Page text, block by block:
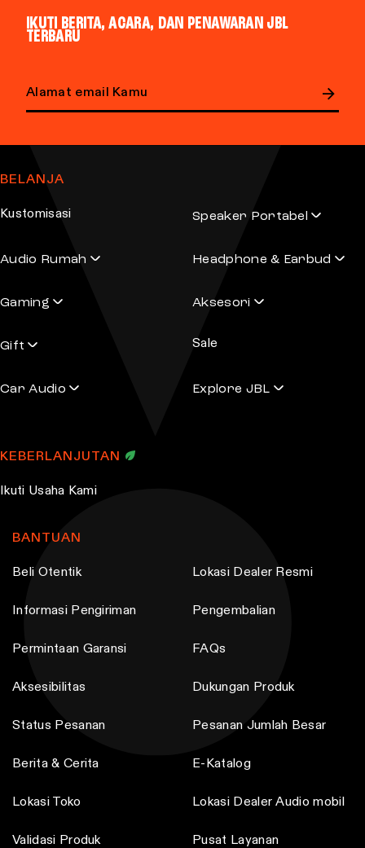
IKUTI BERITA, ACARA, DAN PENAWARAN JBL
TERBARU
i
d
e
s
BELANJA
Kustomisasi Speaker Portabel
Audio Rumah Headphone & Earbud
Gaming Aksesori
Gift Sale
Car Audio Explore JBL
KEBERLANJUTAN
Ikuti Usaha Kami
BANTUAN
Beli Otentik Lokasi Dealer Resmi
Informasi Pengiriman Pengembalian
Permintaan Garansi FAQs
Aksesibilitas Dukungan Produk
Status Pesanan Pesanan Jumlah Besar
Berita & Cerita E-Katalog
Lokasi Toko Lokasi Dealer Audio mobil
Validasi Produk Pusat Layanan